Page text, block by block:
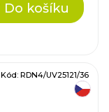
Do košíku
Kód: RDN4/UV25121/36